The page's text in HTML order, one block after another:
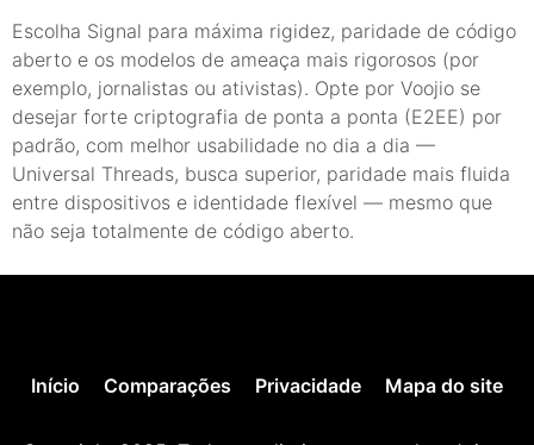
Escolha Signal para máxima rigidez, paridade de código
aberto e os modelos de ameaça mais rigorosos (por
exemplo, jornalistas ou ativistas). Opte por Voojio se
desejar forte criptografia de ponta a ponta (E2EE) por
padrão, com melhor usabilidade no dia a dia —
Universal Threads, busca superior, paridade mais fluida
entre dispositivos e identidade flexível — mesmo que
não seja totalmente de código aberto.
Início Comparações Privacidade Mapa do site